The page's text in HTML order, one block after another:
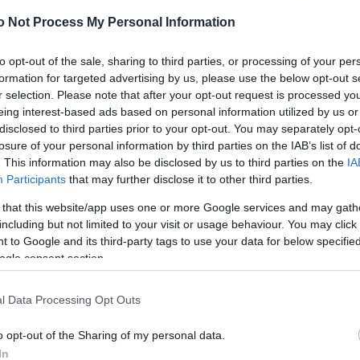
Not Process My Personal Information
opt-out of the sale, sharing to third parties, or processing of your
for targeted advertising by us, please use the below opt-out
selection. Please note that after your opt-out request is processed
interest-based ads based on personal information utilized by us
to third parties prior to your opt-out. You may separately
of your personal information by third parties on the IAB’s list of
This information may also be disclosed by us to third parties on the
Participants that may further disclose it to other third parties.
that this website/app uses one or more Google services and may
but not limited to your visit or usage behaviour. You may
to Google and its third-party tags to use your data for below
consent section.
Data Processing Opt Outs
opt-out of the Sharing of my personal data.
vélte úgy, hogy nincs egyértelmű bizonyíték
szerint négy éve a lakosságnak még alig
határozottan elutasítóan a kérdésben. Az
szkeptikusok számának növekedésével
az egyetértők aránya is. Míg 2006-ban a
79 százaléka látta úgy, hogy a globális felmelegedés
ma már "csak" 59 százalék véli így.
alatt 50 százalékról 34 százaléka esett vissza
szerint a felmelegedés az emberi tevékenységnek
néhány százalékot csökkent (23-ról 18 százalékra)
írják.
kutatáson alapuló adatai szerint napjainkban
alig harmada tartja nagyon fontosnak a globális
és közel ugyanennyien érzik valamelyest
van szó, amely azonnali beavatkozást igényel a
29 százalék szerint viszont egyáltalán nincs
12:56
Nem is
Tanár Úr